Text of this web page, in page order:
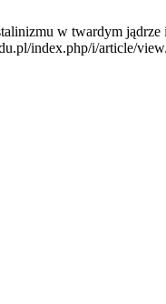
w twardym
index.php/i/article/